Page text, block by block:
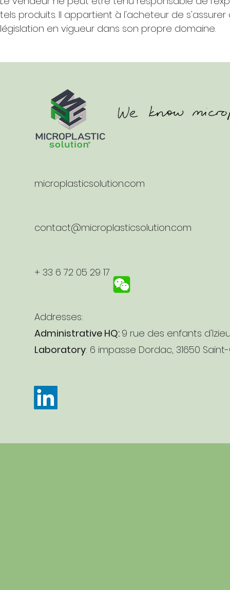
tels produits. Il appartient à l'acheteur de
législation en vigueur dans son propre domaine.
microplasticsolution.com
contact@microplasticsolution.com
+ 33 6 72 05 29 17
Addresses:
Administrative HQ: 9 rue des enfants
Laboratory: 6 impasse Dordac, 31650